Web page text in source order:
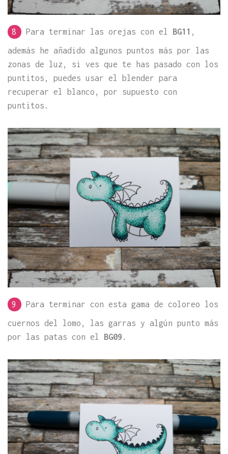
8 Para terminar las orejas con el BG11 ,
además he añadido algunos puntos más por las
zonas de luz, si ves que te has pasado con los
puntitos, puedes usar el blender para
recuperar el blanco, por supuesto con
puntitos.
9 Para terminar con esta gama de coloreo los
cuernos del lomo, las garras y algún punto más
por las patas con el BG09 .